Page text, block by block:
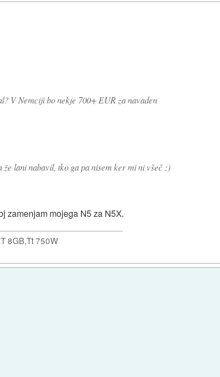
V Nemciji bo nekje 700+ EUR za navaden
lani nabavil, tko ga pa nisem ker mi ni všeč :)
zamenjam mojega N5 za N5X.
8GB,Tt 750W